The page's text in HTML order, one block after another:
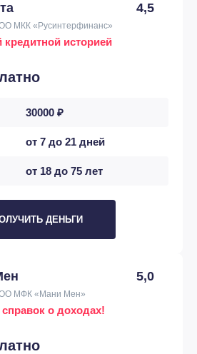
4,5
МКК «Русинтерфинанс»
историей
30000 ₽
от 7 до 21 дней
от 18 до 75 лет
ДЕНЬГИ
5,0
МФК «Мани Мен»
о доходах!